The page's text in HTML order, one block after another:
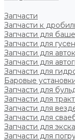
Запчасти
Запчасти к
Запчасти для
Запчасти для
Запчасти для
Запчасти для
Запчасти для
Баровые
Запчасти для
Запчасти для
Запчасти для
Запчасти для
Запчасти для
Запчасти для